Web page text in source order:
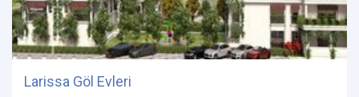
Larissa Göl Evleri